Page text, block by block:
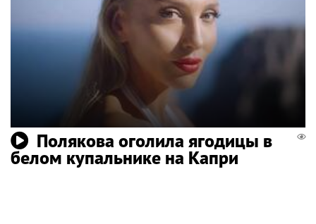
Полякова оголила ягодицы в
белом купальнике на Капри